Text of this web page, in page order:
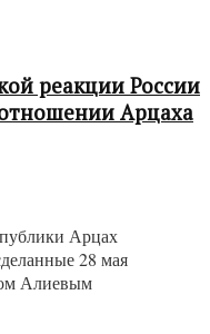
реакции России
Арцаха
Арцах
28 мая
Алиевым